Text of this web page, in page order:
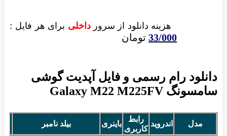
هزینه دانلود از سرورداخلی برای هر فایل :
33/000تومان
دانلود رام رسمی و فایل آپدیت گوشی
سامسونگ Galaxy M22 M225FV
مدل اندروید
رابط
کاربری
باینری بیلد نامبر